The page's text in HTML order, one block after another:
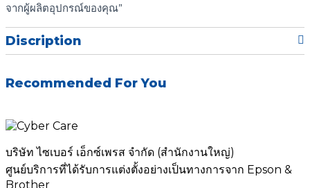
จากผู้ผลิตอุปกรณ์ของคุณ”
Discription
Recommended For You
บริษัท ไซเบอร์ เอ็กซ์เพรส จำกัด (สำนักงานใหญ่)
ศูนย์บริการที่ได้รับการแต่งตั้งอย่างเป็นทางการจาก Epson &
Brother